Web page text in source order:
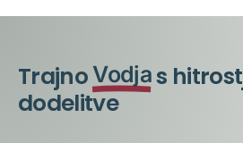
Trajno Vodjas
dodelitve